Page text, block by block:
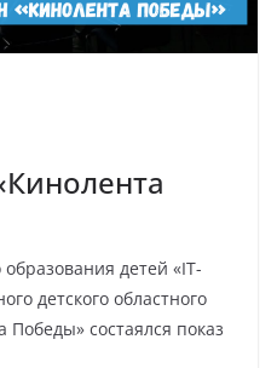
детей «IT-
детского областного
состаялся показ